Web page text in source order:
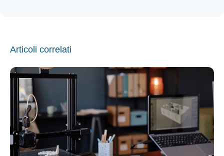
Articoli correlati